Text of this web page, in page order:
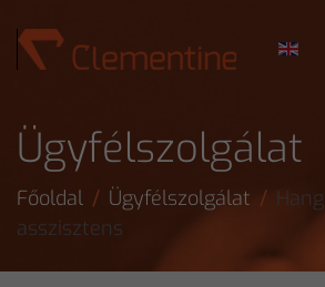
Skip to main content
Ügyfélszolgálat
Főoldal Ügyfélszolgálat
asszisztens